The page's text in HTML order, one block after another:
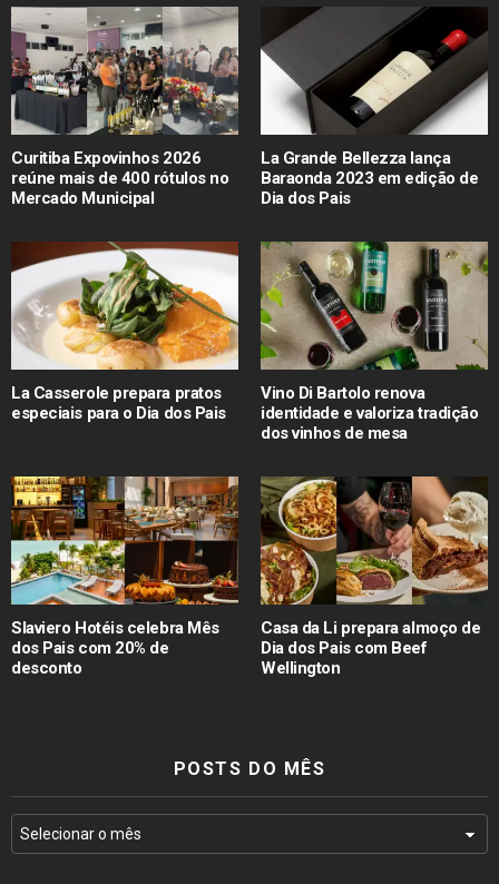
Curitiba Expovinhos 2026
reúne mais de 400 rótulos no
Mercado Municipal
La Grande Bellezza lança
Baraonda 2023 em edição de
Dia dos Pais
La Casserole prepara pratos
especiais para o Dia dos Pais
Vino Di Bartolo renova
identidade e valoriza tradição
dos vinhos de mesa
Slaviero Hotéis celebra Mês
dos Pais com 20% de
desconto
Casa da Li prepara almoço de
Dia dos Pais com Beef
Wellington
POSTS DO MÊS